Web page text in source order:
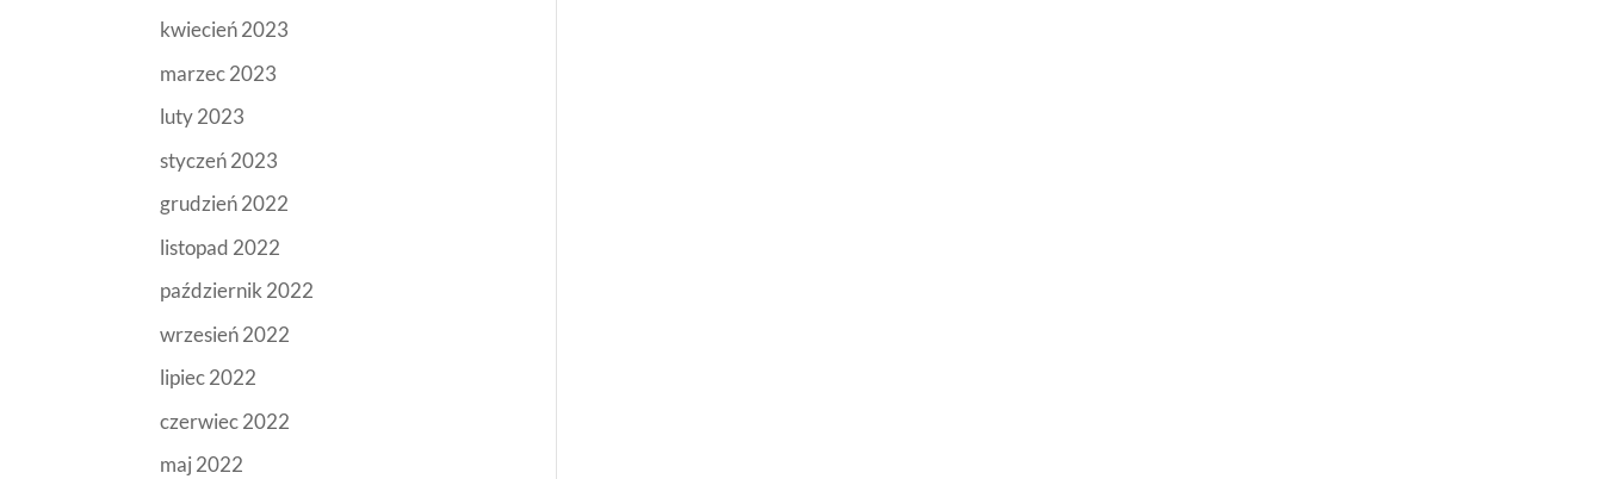
kwiecień 2023
marzec 2023
luty 2023
styczeń 2023
grudzień 2022
listopad 2022
październik 2022
wrzesień 2022
lipiec 2022
czerwiec 2022
maj 2022